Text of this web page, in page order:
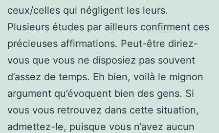
ceux/celles qui négligent les leurs.
Plusieurs études par ailleurs confirment ces
précieuses affirmations. Peut-être diriez-
vous que vous ne disposiez pas souvent
d’assez de temps. Eh bien, voilà le mignon
argument qu’évoquent bien des gens. Si
vous vous retrouvez dans cette situation,
admettez-le, puisque vous n’avez aucun